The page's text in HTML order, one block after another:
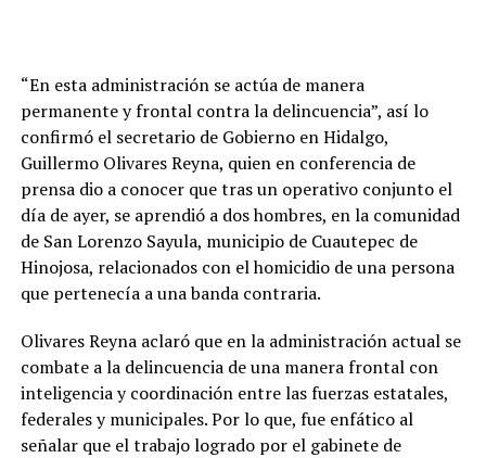
“En esta administración se actúa de manera
permanente y frontal contra la delincuencia”, así lo
confirmó el secretario de Gobierno en Hidalgo,
Guillermo Olivares Reyna, quien en conferencia de
prensa dio a conocer que tras un operativo conjunto el
día de ayer, se aprendió a dos hombres, en la comunidad
de San Lorenzo Sayula, municipio de Cuautepec de
Hinojosa, relacionados con el homicidio de una persona
que pertenecía a una banda contraria.
Olivares Reyna aclaró que en la administración actual se
combate a la delincuencia de una manera frontal con
inteligencia y coordinación entre las fuerzas estatales,
federales y municipales. Por lo que, fue enfático al
señalar que el trabajo logrado por el gabinete de